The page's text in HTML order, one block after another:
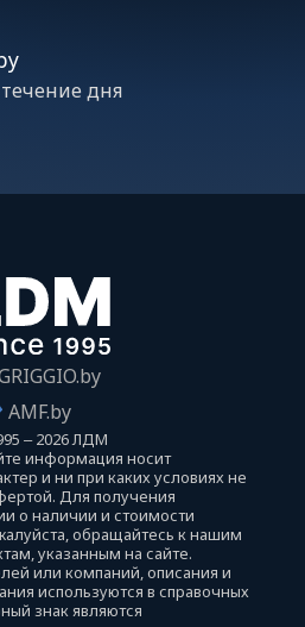
дня
AMF.by
‒ 2026 ЛДМ
информация носит
и ни при каких условиях не
Для получения
о наличии и стоимости
обращайтесь к нашим
указанным на сайте.
или компаний, описания и
используются в справочных
знак являются